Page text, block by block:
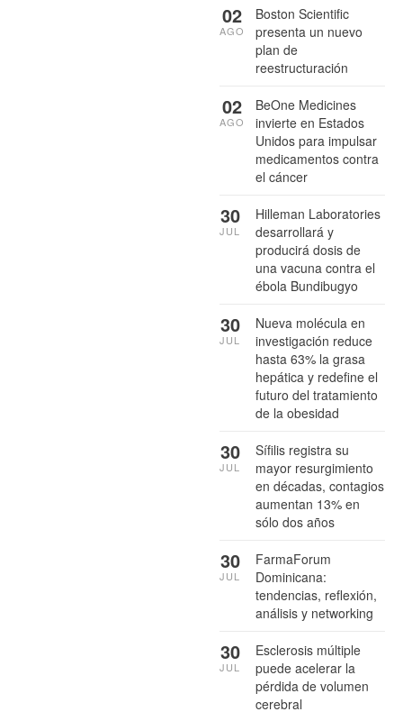
Boston Scientific
presenta un nuevo
plan de
reestructuración
02
AGO
BeOne Medicines
invierte en Estados
Unidos para impulsar
medicamentos contra
el cáncer
02
AGO
Hilleman Laboratories
desarrollará y
producirá dosis de
una vacuna contra el
ébola Bundibugyo
30
JUL
Nueva molécula en
investigación reduce
hasta 63% la grasa
hepática y redefine el
futuro del tratamiento
de la obesidad
30
JUL
Sífilis registra su
mayor resurgimiento
en décadas, contagios
aumentan 13% en
sólo dos años
30
JUL
FarmaForum
Dominicana:
tendencias, reflexión,
análisis y networking
30
JUL
Esclerosis múltiple
puede acelerar la
pérdida de volumen
cerebral
30
JUL